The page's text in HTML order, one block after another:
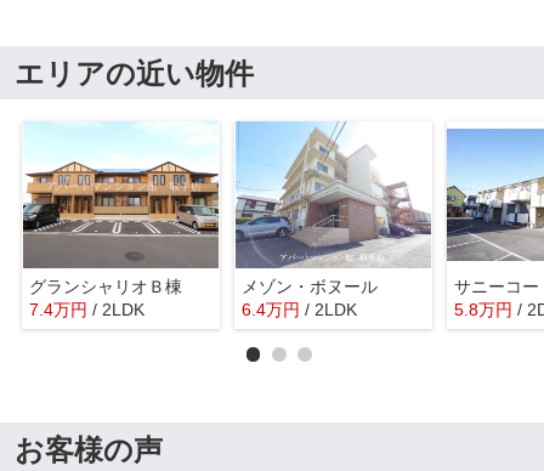
エリアの近い物件
グランシャリオＢ棟
7.4万円 / 2LDK
メゾン・ボヌール
6.4万円 / 2LDK
サニーコ
5.8万円 /
お客様の声